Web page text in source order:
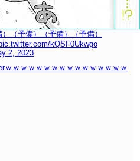
（予備） （予備）
（予備）
kQSF0Ukwgo
2, 2023
ｗｗｗｗｗｗｗｗｗｗｗｗｗｗｗｗ